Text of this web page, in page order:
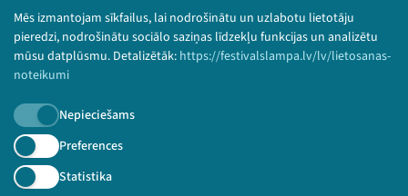
Mēs izmantojam sīkfailus, lai nodrošinātu un uzlabotu lietotāju
pieredzi, nodrošinātu sociālo saziņas līdzekļu funkcijas un analizētu
mūsu datplūsmu. Detalizētāk: https://festivalslampa.lv/lv/lietosanas-
noteikumi
Nepieciešams
Preferences
Statistika
Pasākumam
nav video
ieraksta
2019. gada 29. jūnijs
Diskusija "Tas ir pilnīgs kosmoss! Vai Latvijai
ir sava vieta kosmosa industrijā?"